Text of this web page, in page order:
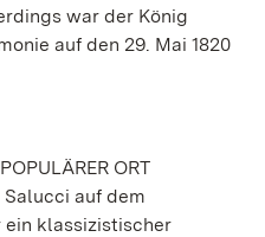
war der König
auf den 29. Mai 1820
ORT
auf dem
klassizistischer